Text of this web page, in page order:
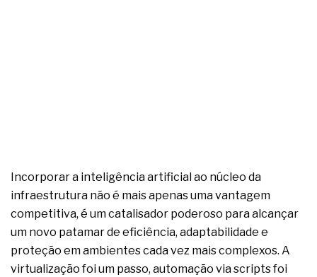
Incorporar a inteligência artificial ao núcleo da
infraestrutura não é mais apenas uma vantagem
competitiva, é um catalisador poderoso para alcançar
um novo patamar de eficiência, adaptabilidade e
proteção em ambientes cada vez mais complexos. A
virtualização foi um passo, automação via scripts foi